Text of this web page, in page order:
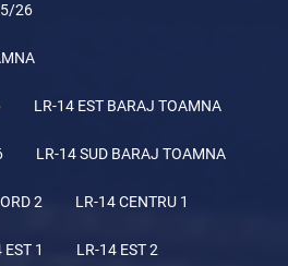
26
LR-14 EST BARAJ TOAMNA
LR-14 SUD BARAJ TOAMNA
2 LR-14 CENTRU 1
1 LR-14 EST 2